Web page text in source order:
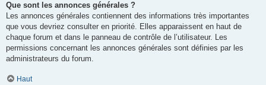
Que sont les annonces générales ?
Les annonces générales contiennent des informations très importantes
que vous devriez consulter en priorité. Elles apparaissent en haut de
chaque forum et dans le panneau de contrôle de l’utilisateur. Les
permissions concernant les annonces générales sont définies par les
administrateurs du forum.
Haut